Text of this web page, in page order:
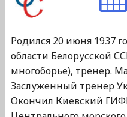
Родился 20 июня 1937
области Белорусской
многоборье), тренер.
Заслуженный тренер
Окончил Киевский